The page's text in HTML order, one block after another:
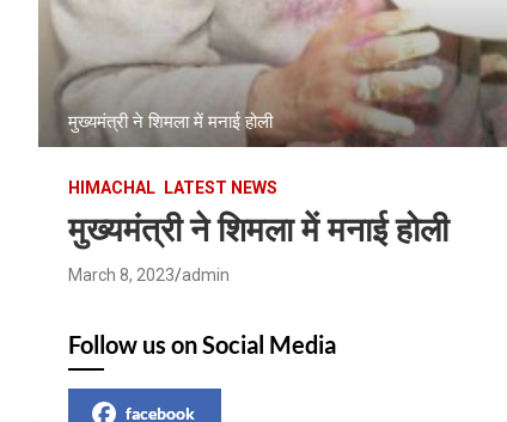
मुख्यमंत्री ने शिमला में मनाई होली
HIMACHAL LATEST NEWS
मुख्यमंत्री ने शिमला में मनाई होली
March 8, 2023 admin
Follow us on Social Media
facebook